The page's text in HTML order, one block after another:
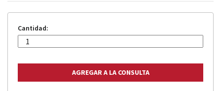
Cantidad: